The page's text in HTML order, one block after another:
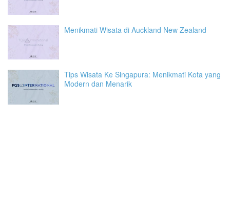
Menikmati Wisata di Auckland New Zealand
Tips Wisata Ke Singapura: Menikmati Kota yang
Modern dan Menarik